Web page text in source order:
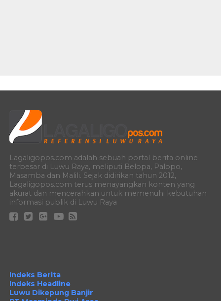
Lagaligopos.com adalah sebuah portal berita online
terbesar di Luwu Raya, meliputi Belopa, Palopo,
Masamba dan Malili. Sejak didirikan tahun 2012,
Lagaligopos.com terus menayangkan konten yang
akurat dan mencerahkan untuk memenuhi kebutuhan
informasi publik di Luwu Raya
Indeks Berita
Indeks Headline
Luwu Dikepung Banjir